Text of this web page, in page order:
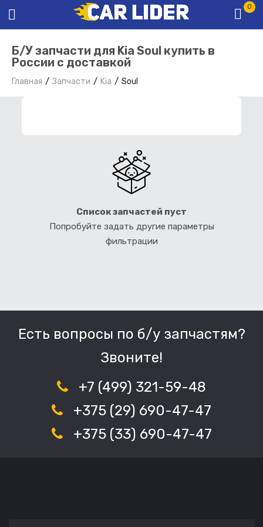
0
Б/У запчасти для Kia Soul купить в
России с доставкой
Главная Запчасти Kia Soul
Список запчастей пуст
Попробуйте задать другие параметры
фильтрации
Есть вопросы по б/у запчастям?
Звоните!
+7 (499) 321-59-48
+375 (29) 690-47-47
+375 (33) 690-47-47